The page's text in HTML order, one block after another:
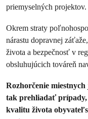
priemyselných projektov.
Okrem straty
nárastu dopravnej
života a bezpečnosť v
obsluhujúcich továreň
Rozhorčenie
tak prehliadať prípady,
kvalitu života